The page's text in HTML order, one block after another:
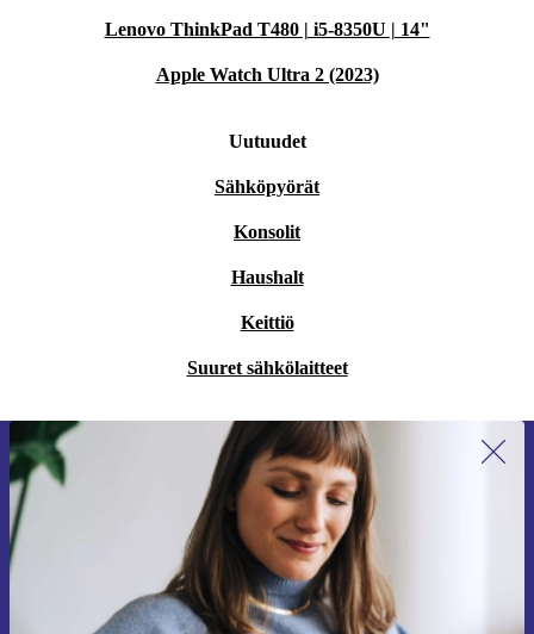
Lenovo ThinkPad T480 | i5-8350U | 14"
Apple Watch Ultra 2 (2023)
Uutuudet
Sähköpyörät
Konsolit
Haushalt
Keittiö
Suuret sähkölaitteet
Liity ensimmäistä kertaa uutiskirjeen
tilaajaksi ja säästä 15 €!
Älä missaa enää yhtäkään tarjousta.